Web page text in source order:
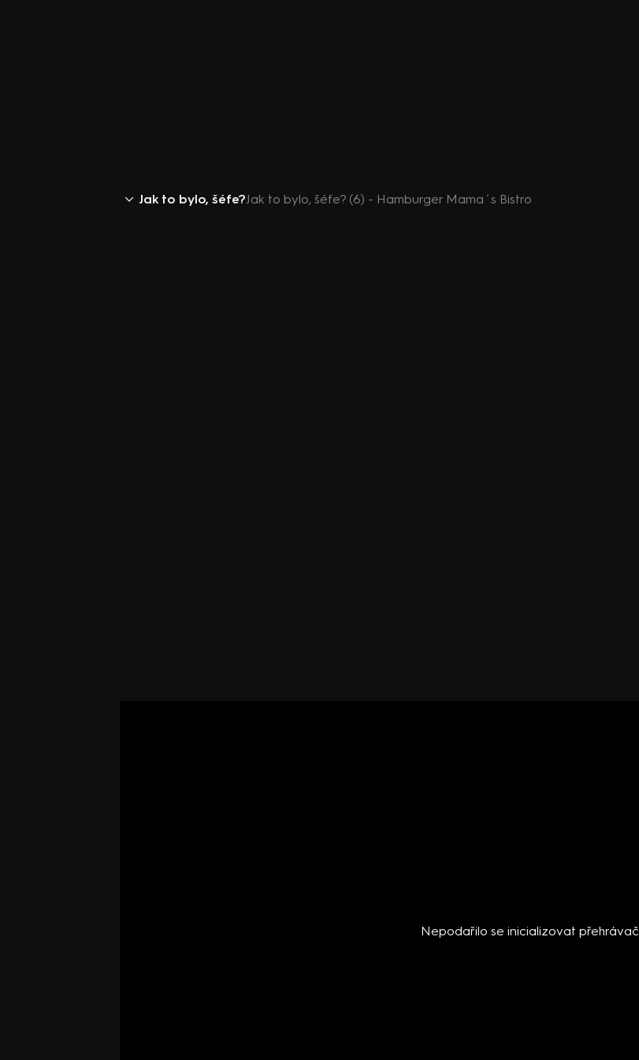
Jak to bylo, šéfe?Jak to bylo, šéfe? (6) - Hamburger Mama´s Bistro
Nepodařilo se inicializovat přehrávač